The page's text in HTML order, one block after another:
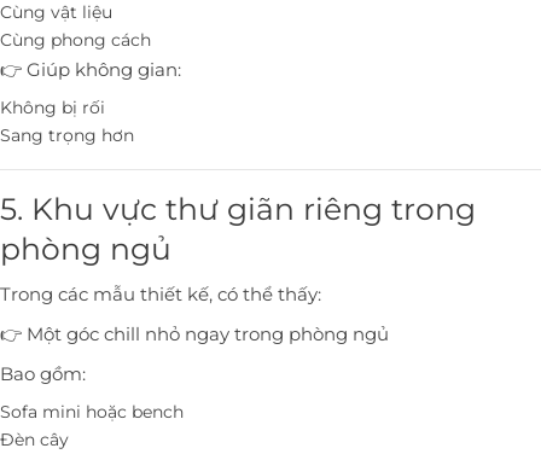
Cùng vật liệu
Cùng phong cách
👉 Giúp không gian:
Không bị rối
Sang trọng hơn
5. Khu vực thư giãn riêng trong
phòng ngủ
Trong các mẫu thiết kế, có thể thấy:
👉 Một góc chill nhỏ ngay trong phòng ngủ
Bao gồm:
Sofa mini hoặc bench
Đèn cây